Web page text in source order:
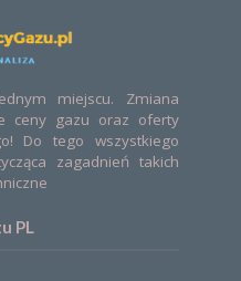
miejscu. Zmiana
ceny gazu oraz oferty
Do tego wszystkiego
zagadnień takich
PL